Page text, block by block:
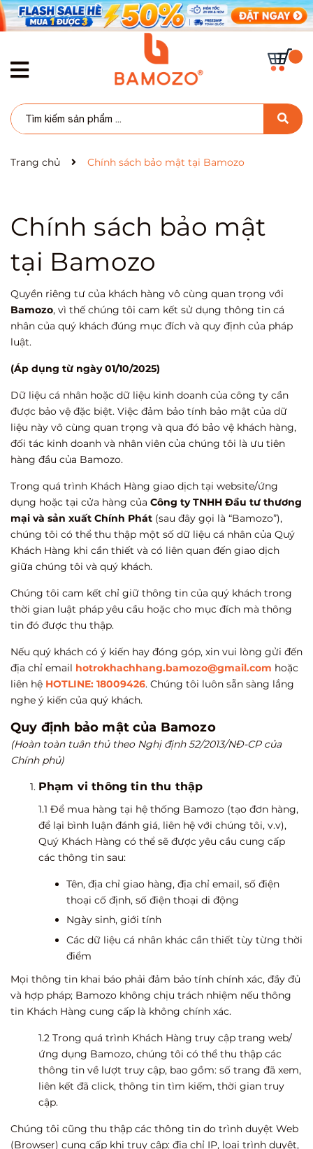
Trang chủ Chính sách bảo mật tại Bamozo
Chính sách bảo mật
tại Bamozo
Quyền riêng tư của khách hàng vô cùng quan trọng với
Bamozo, vì thế chúng tôi cam kết sử dụng thông tin cá
nhân của quý khách đúng mục đích và quy định của pháp
luật.
(Áp dụng từ ngày 01/10/2025)
Dữ liệu cá nhân hoặc dữ liệu kinh doanh của công ty cần
được bảo vệ đặc biệt. Việc đảm bảo tính bảo mật của dữ
liệu này vô cùng quan trọng và qua đó bảo vệ khách hàng,
đối tác kinh doanh và nhân viên của chúng tôi là ưu tiên
hàng đầu của Bamozo.
Trong quá trình Khách Hàng giao dịch tại website/ứng
dụng hoặc tại cửa hàng của Công ty TNHH Đầu tư thương
mại và sản xuất Chính Phát (sau đây gọi là “Bamozo”),
chúng tôi có thể thu thập một số dữ liệu cá nhân của Quý
Khách Hàng khi cần thiết và có liên quan đến giao dịch
giữa chúng tôi và quý khách.
Chúng tôi cam kết chỉ giữ thông tin của quý khách trong
thời gian luật pháp yêu cầu hoặc cho mục đích mà thông
tin đó được thu thập.
Nếu quý khách có ý kiến hay đóng góp, xin vui lòng gửi đến
địa chỉ email hotrokhachhang.bamozo@gmail.com hoặc
liên hệ HOTLINE: 18009426. Chúng tôi luôn sẵn sàng lắng
nghe ý kiến của quý khách.
Quy định bảo mật của Bamozo
(Hoàn toàn tuân thủ theo Nghị định 52/2013/NĐ-CP của
Chính phủ)
Phạm vi thông tin thu thập
1.1 Để mua hàng tại hệ thống Bamozo (tạo đơn hàng,
để lại bình luận đánh giá, liên hệ với chúng tôi, v.v),
Quý Khách Hàng có thể sẽ được yêu cầu cung cấp
các thông tin sau:
Tên, địa chỉ giao hàng, địa chỉ email, số điện
thoại cố định, số điện thoại di động
Ngày sinh, giới tính
Các dữ liệu cá nhân khác cần thiết tùy từng thời
điểm
Mọi thông tin khai báo phải đảm bảo tính chính xác, đầy đủ
và hợp pháp; Bamozo không chịu trách nhiệm nếu thông
tin Khách Hàng cung cấp là không chính xác.
1.2 Trong quá trình Khách Hàng truy cập trang web/
ứng dụng Bamozo, chúng tôi có thể thu thập các
thông tin về lượt truy cập, bao gồm: số trang đã xem,
liên kết đã click, thông tin tìm kiếm, thời gian truy
cập.
Chúng tôi cũng thu thập các thông tin do trình duyệt Web
(Browser) cung cấp khi truy cập: địa chỉ IP, loại trình duyệt,